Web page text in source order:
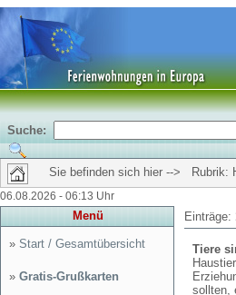
Suche:
Sie befinden sich hier --> Rubrik:
06.08.2026 - 06:13 Uhr
Menü
» Start / Gesamtübersicht
» Gratis-Grußkarten
Einträge:
Tiere
sollten,